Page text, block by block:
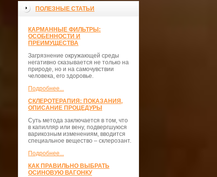
ПОЛЕЗНЫЕ СТАТЬИ
КАРМАННЫЕ ФИЛЬТРЫ:
ОСОБЕННОСТИ И
ПРЕИМУЩЕСТВА
Загрязнение окружающей среды
негативно сказывается не только на
природе, но и на самочувствии
человека, его здоровье.
Подробнее...
СКЛЕРОТЕРАПИЯ: ПОКАЗАНИЯ,
ОПИСАНИЕ ПРОЦЕДУРЫ
Суть метода заключается в том, что
в капилляр или вену, подвергшуюся
варикозным изменениям, вводится
специальное вещество – склерозант.
Подробнее...
КАК ПРАВИЛЬНО ВЫБРАТЬ
ОСИНОВУЮ ВАГОНКУ